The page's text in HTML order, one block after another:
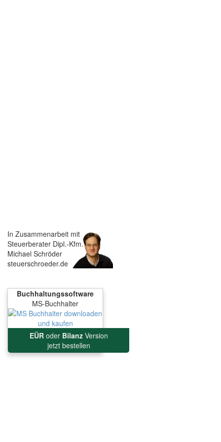
In Zusammenarbeit mit
Steuerberater Dipl.-Kfm.
Michael Schröder
steuerschroeder.de
Buchhaltungssoftware
MS-Buchhalter
EÜRoder BilanzVersion
jetzt bestellen